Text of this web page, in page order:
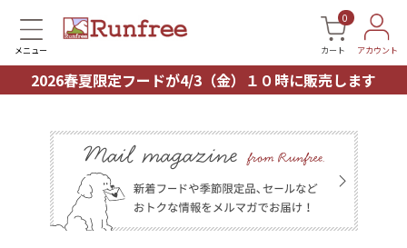
メニュー
0
カート アカウント
2026春夏限定フードが4/3（金）１０時に販売します